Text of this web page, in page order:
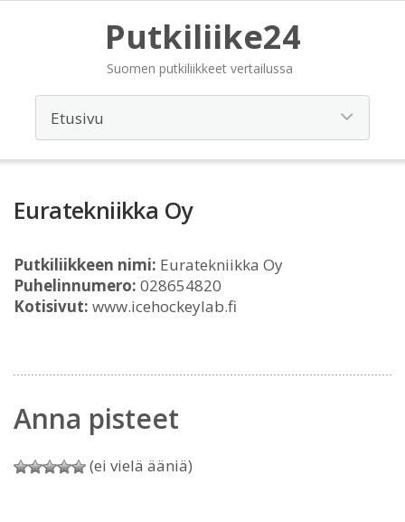
Putkiliike24
Suomen putkiliikkeet vertailussa
Euratekniikka Oy
Putkiliikkeen nimi: Euratekniikka Oy
Puhelinnumero: 028654820
Kotisivut: www.icehockeylab.fi
Anna pisteet
(ei vielä ääniä)